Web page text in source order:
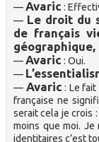
—Avaric :
— Le droit du
de français
géographique,
—Avaric : Oui.
—
— Avaric : Le
française ne
serait cela je crois
moins que moi. Je
identitaires c’est